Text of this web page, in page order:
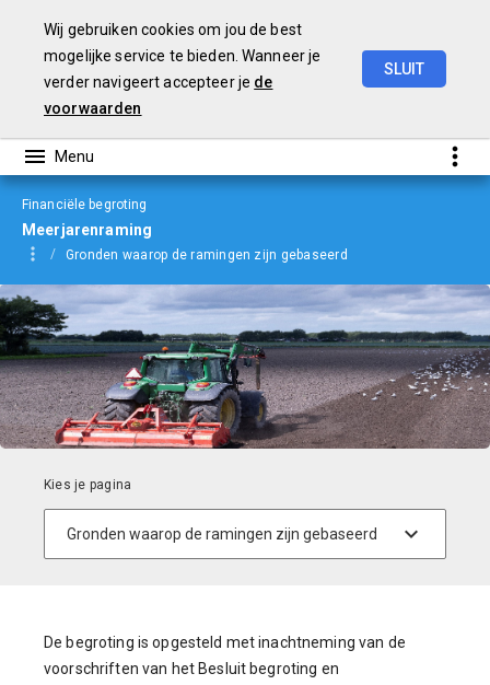
Wij gebruiken cookies om jou de best
mogelijke service te bieden. Wanneer je
verder navigeert accepteer je de
voorwaarden
SLUIT
Financiële begroting
Meerjarenraming
Gronden waarop de ramingen zijn gebaseerd
De begroting is opgesteld met inachtneming van de
voorschriften van het Besluit begroting en